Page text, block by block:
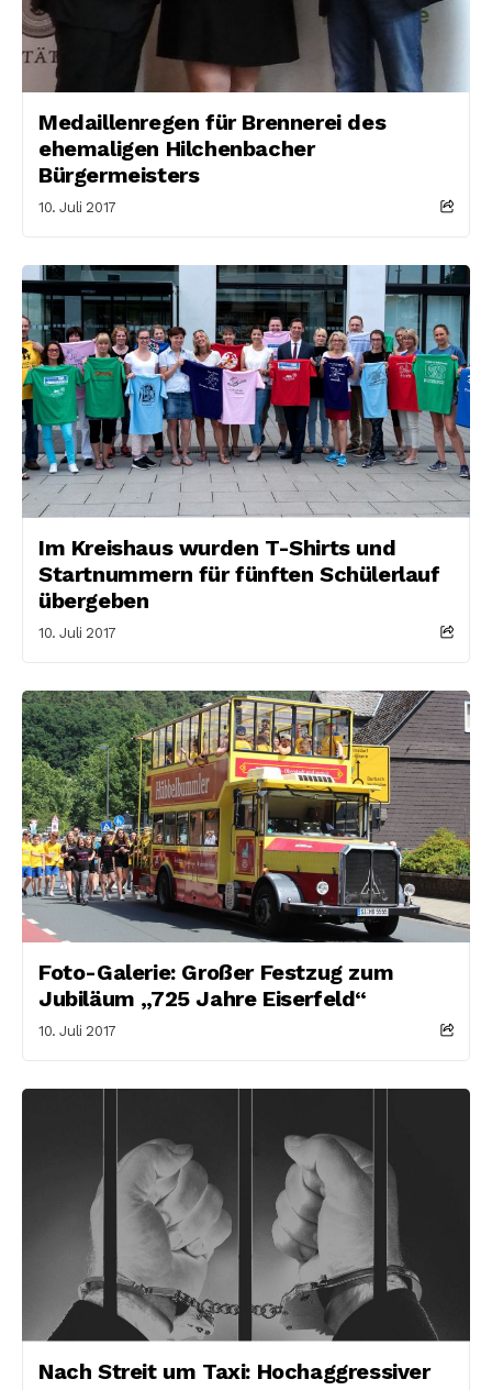
Medaillenregen für Brennerei des
ehemaligen Hilchenbacher
Bürgermeisters
10. Juli 2017
Im Kreishaus wurden T-Shirts und
Startnummern für fünften Schülerlauf
übergeben
10. Juli 2017
Foto-Galerie: Großer Festzug zum
Jubiläum „725 Jahre Eiserfeld“
10. Juli 2017
Nach Streit um Taxi: Hochaggressiver